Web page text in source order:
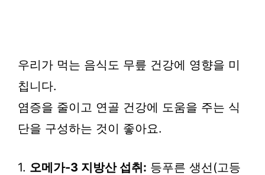
우리가 먹는 음식도 무릎 건강에 영향을 미
칩니다.
염증을 줄이고 연골 건강에 도움을 주는 식
단을 구성하는 것이 좋아요.
1. 오메가-3 지방산 섭취: 등푸른 생선(고등